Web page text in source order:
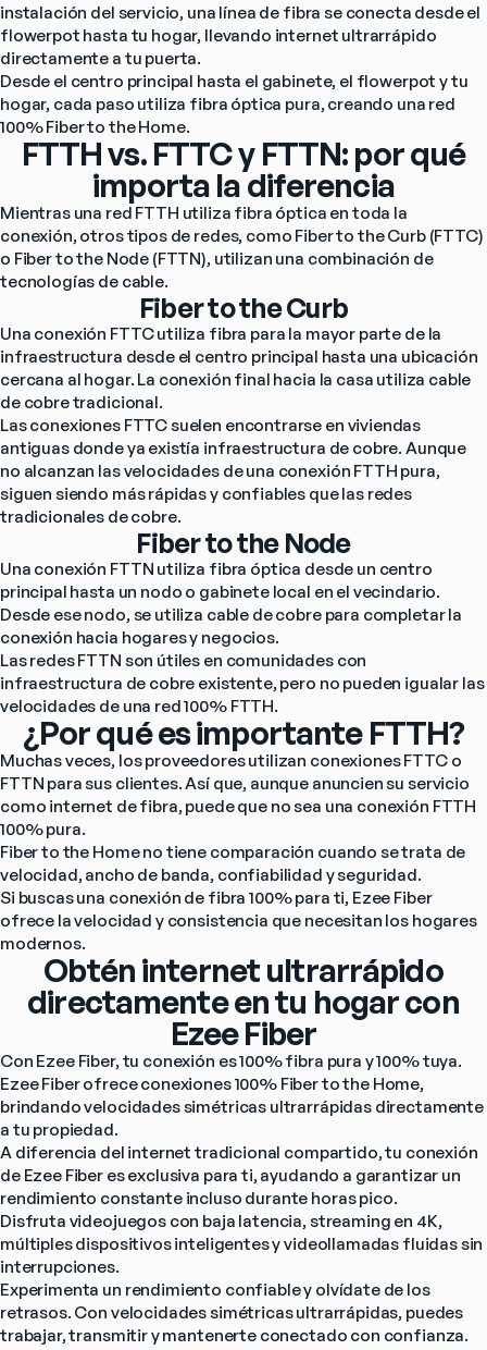
instalación del servicio, una línea de fibra se conecta desde el
flowerpot hasta tu hogar, llevando internet ultrarrápido
directamente a tu puerta.
Desde el centro principal hasta el gabinete, el flowerpot y tu
hogar, cada paso utiliza fibra óptica pura, creando una red
100% Fiber to the Home.
FTTH vs. FTTC y FTTN: por qué
importa la diferencia
Mientras una red FTTH utiliza fibra óptica en toda la
conexión, otros tipos de redes, como Fiber to the Curb (FTTC)
o Fiber to the Node (FTTN), utilizan una combinación de
tecnologías de cable.
Fiber to the Curb
Una conexión FTTC utiliza fibra para la mayor parte de la
infraestructura desde el centro principal hasta una ubicación
cercana al hogar. La conexión final hacia la casa utiliza cable
de cobre tradicional.
Las conexiones FTTC suelen encontrarse en viviendas
antiguas donde ya existía infraestructura de cobre. Aunque
no alcanzan las velocidades de una conexión FTTH pura,
siguen siendo más rápidas y confiables que las redes
tradicionales de cobre.
Fiber to the Node
Una conexión FTTN utiliza fibra óptica desde un centro
principal hasta un nodo o gabinete local en el vecindario.
Desde ese nodo, se utiliza cable de cobre para completar la
conexión hacia hogares y negocios.
Las redes FTTN son útiles en comunidades con
infraestructura de cobre existente, pero no pueden igualar las
velocidades de una red 100% FTTH.
¿Por qué es importante FTTH?
Muchas veces, los proveedores utilizan conexiones FTTC o
FTTN para sus clientes. Así que, aunque anuncien su servicio
como internet de fibra, puede que no sea una conexión FTTH
100% pura.
Fiber to the Home no tiene comparación cuando se trata de
velocidad, ancho de banda, confiabilidad y seguridad.
Si buscas una conexión de fibra 100% para ti, Ezee Fiber
ofrece la velocidad y consistencia que necesitan los hogares
modernos.
Obtén internet ultrarrápido
directamente en tu hogar con
Ezee Fiber
Con Ezee Fiber, tu conexión es 100% fibra pura y 100% tuya.
Ezee Fiber ofrece conexiones 100% Fiber to the Home,
brindando velocidades simétricas ultrarrápidas directamente
a tu propiedad.
A diferencia del internet tradicional compartido, tu conexión
de Ezee Fiber es exclusiva para ti, ayudando a garantizar un
rendimiento constante incluso durante horas pico.
Disfruta videojuegos con baja latencia, streaming en 4K,
múltiples dispositivos inteligentes y videollamadas fluidas sin
interrupciones.
Experimenta un rendimiento confiable y olvídate de los
retrasos. Con velocidades simétricas ultrarrápidas, puedes
trabajar, transmitir y mantenerte conectado con confianza.